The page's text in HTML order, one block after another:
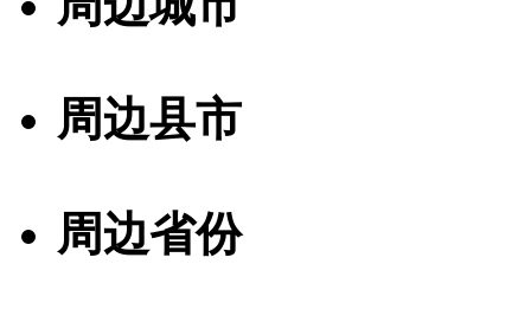
周边县市
周边省份